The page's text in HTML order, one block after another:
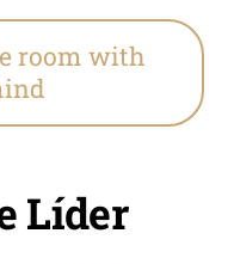
room with
Líder